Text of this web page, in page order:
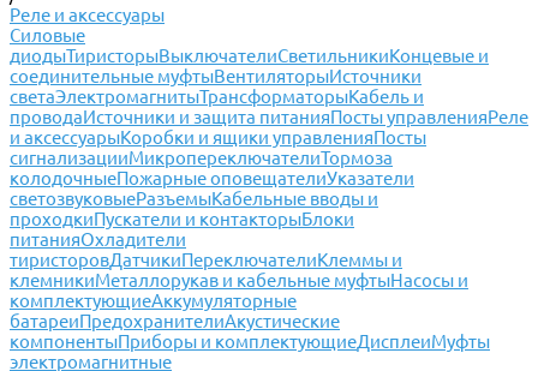
Реле и аксессуары
Силовые
диодыТиристорыВыключателиСветильникиКонцевые и
соединительные муфтыВентиляторыИсточники
светаЭлектромагнитыТрансформаторыКабель и
проводаИсточники и защита питанияПосты управленияРеле
и аксессуарыКоробки и ящики управленияПосты
сигнализацииМикропереключателиТормоза
колодочныеПожарные оповещателиУказатели
светозвуковыеРазъемыКабельные вводы и
проходкиПускатели и контакторыБлоки
питанияОхладители
тиристоровДатчикиПереключателиКлеммы и
клемникиМеталлорукав и кабельные муфтыНасосы и
комплектующиеАккумуляторные
батареиПредохранителиАкустические
компонентыПриборы и комплектующиеДисплеиМуфты
электромагнитные